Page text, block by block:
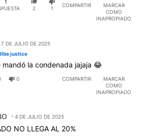
1
2 1
COMPARTIR
MARCAR
COMO
INAPROPIADO
7 DE JULIO DE 2025
justice
mandó la condenada jajaja 😂
0 COMPARTIR
MARCAR
COMO
INAPROPIADO
BELLINO.
4 DE JULIO DE 2025
NO LLEGA AL 20%